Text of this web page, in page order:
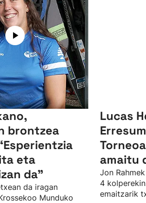
brontzea
eta
da"
da iragan
Munduko
Lucas
amaitu
Jon
4
emaitzarik